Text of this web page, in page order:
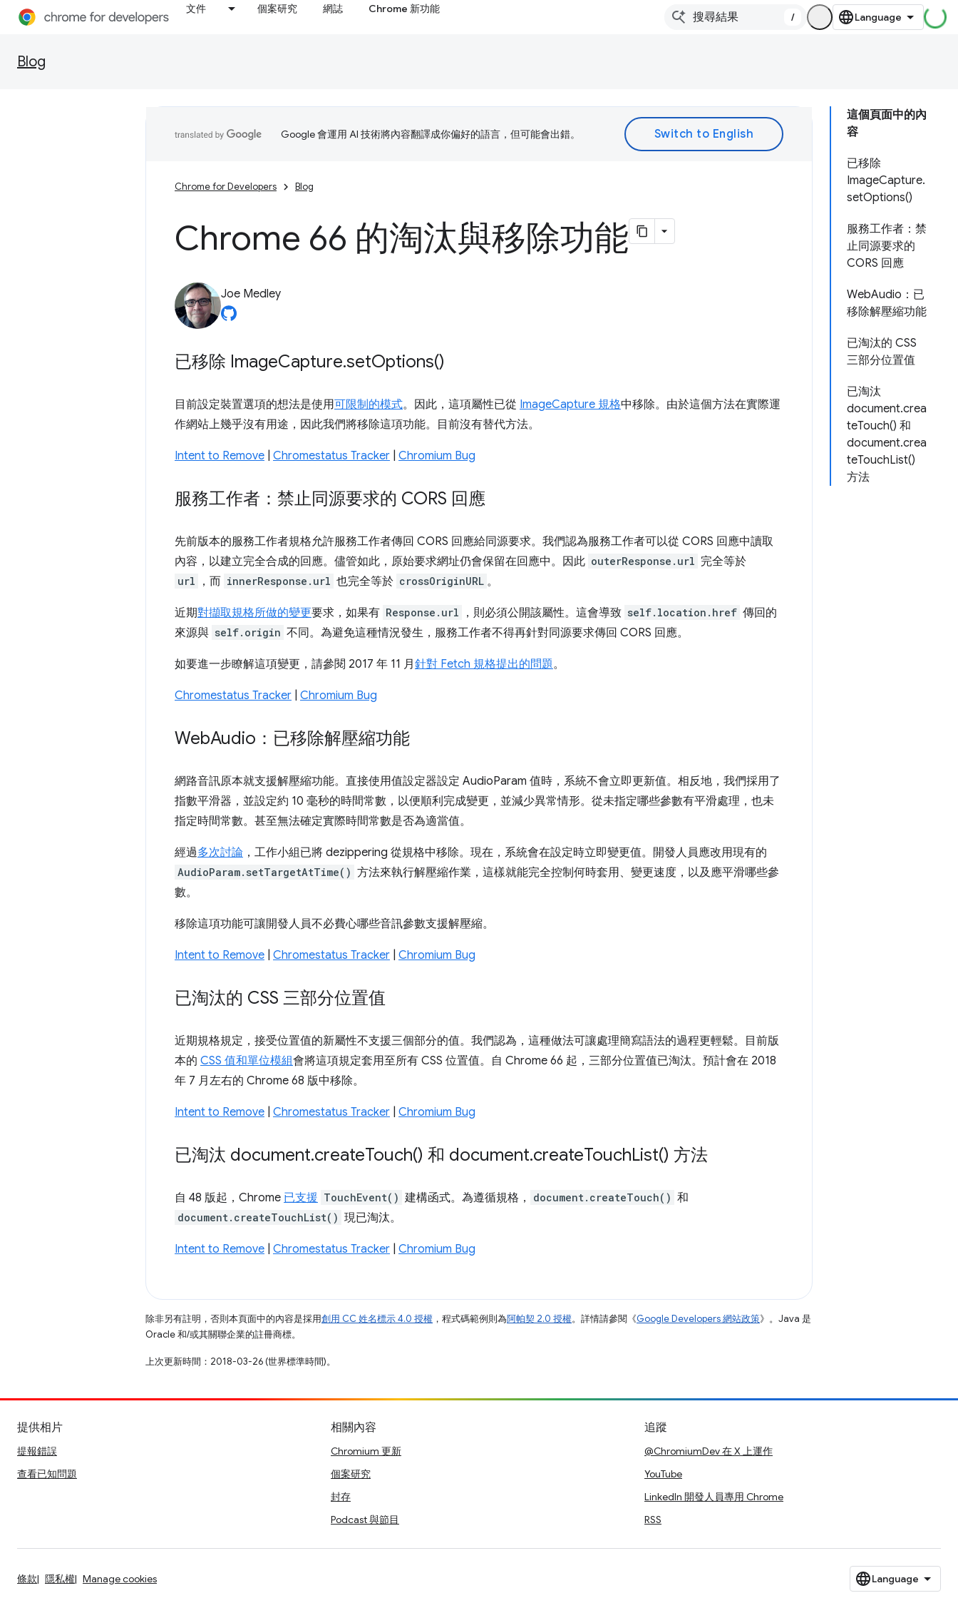
文件 個案研究 網誌 Chrome 新功能
/
Blog
這個頁面中的內
容
已移除
ImageCapture.
setOptions()
服務工作者：禁
止同源要求的
CORS 回應
WebAudio：已
移除解壓縮功能
已淘汰的 CSS
三部分位置值
已淘汰
document.crea
teTouch() 和
document.crea
teTouchList()
方法
Google 會運用 AI 技術將內容翻譯成你偏好的語言，但可能會出錯。
Chrome for Developers Blog
Chrome 66 的淘汰與移除功能
Joe Medley
已移除 ImageCapture.setOptions()
目前設定裝置選項的想法是使用可限制的模式。因此，這項屬性已從 ImageCapture 規格中移除。由於這個方法在實際運
作網站上幾乎沒有用途，因此我們將移除這項功能。目前沒有替代方法。
Intent to Remove Chromestatus Tracker Chromium Bug
服務工作者：禁止同源要求的 CORS 回應
先前版本的服務工作者規格允許服務工作者傳回 CORS 回應給同源要求。我們認為服務工作者可以從 CORS 回應中讀取
內容，以建立完全合成的回應。儘管如此，原始要求網址仍會保留在回應中。因此 outerResponse.url 完全等於
url ，而 innerResponse.url 也完全等於 crossOriginURL 。
近期對擷取規格所做的變更要求，如果有 Response.url ，則必須公開該屬性。這會導致 self.location.href 傳回的
來源與 self.origin 不同。為避免這種情況發生，服務工作者不得再針對同源要求傳回 CORS 回應。
如要進一步瞭解這項變更，請參閱 2017 年 11 月針對 Fetch 規格提出的問題。
Chromestatus Tracker Chromium Bug
WebAudio：已移除解壓縮功能
網路音訊原本就支援解壓縮功能。直接使用值設定器設定 AudioParam 值時，系統不會立即更新值。相反地，我們採用了
指數平滑器，並設定約 10 毫秒的時間常數，以便順利完成變更，並減少異常情形。從未指定哪些參數有平滑處理，也未
指定時間常數。甚至無法確定實際時間常數是否為適當值。
經過多次討論 ，工作小組已將 dezippering 從規格中移除。現在，系統會在設定時立即變更值。開發人員應改用現有的
AudioParam.setTargetAtTime() 方法來執行解壓縮作業，這樣就能完全控制何時套用、變更速度，以及應平滑哪些參
數。
移除這項功能可讓開發人員不必費心哪些音訊參數支援解壓縮。
Intent to Remove Chromestatus Tracker Chromium Bug
已淘汰的 CSS 三部分位置值
近期規格規定，接受位置值的新屬性不支援三個部分的值。我們認為，這種做法可讓處理簡寫語法的過程更輕鬆。目前版
本的 CSS 值和單位模組會將這項規定套用至所有 CSS 位置值。自 Chrome 66 起，三部分位置值已淘汰。預計會在 2018
年 7 月左右的 Chrome 68 版中移除。
Intent to Remove Chromestatus Tracker Chromium Bug
已淘汰 document.createTouch() 和 document.createTouchList() 方法
自 48 版起，Chrome 已支援 TouchEvent() 建構函式。為遵循規格， document.createTouch() 和
document.createTouchList() 現已淘汰。
Intent to Remove Chromestatus Tracker Chromium Bug
除非另有註明，否則本頁面中的內容是採用創用 CC 姓名標示 4.0 授權 ，程式碼範例則為阿帕契 2.0 授權。詳情請參閱《Google Developers 網站政策》。Java 是
Oracle 和/或其關聯企業的註冊商標。
上次更新時間：2018-03-26 (世界標準時間)。
提供相片
提報錯誤
查看已知問題
相關內容
Chromium 更新
個案研究
封存
Podcast 與節目
追蹤
@ChromiumDev 在 X 上運作
YouTube
LinkedIn 開發人員專用 Chrome
RSS
條款 隱私權 Manage cookies